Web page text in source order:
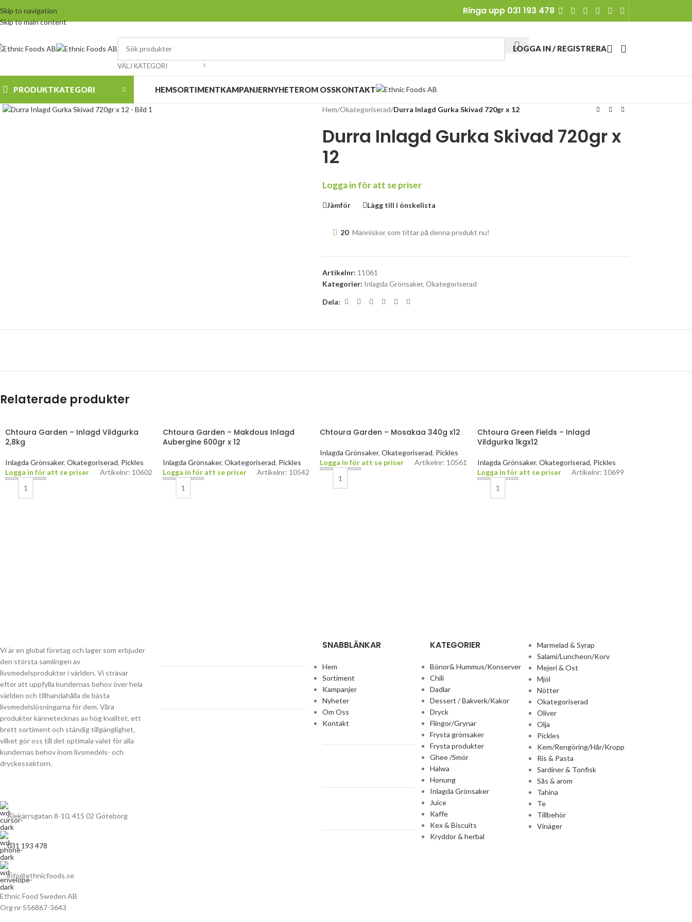
Skip to navigation
Skip to main content
Ringa upp 031 193 478
VÄLJ KATEGORI
LOGGA IN / REGISTRERA
PRODUKTKATEGORI HEMSORTIMENTKAMPANJERNYHETEROM OSSKONTAKT
Klicka för att förstora
Hem/Okategoriserad/Durra Inlagd Gurka Skivad 720gr x 12
Durra Inlagd Gurka Skivad 720gr x
12
Logga in för att se priser
Jämför Lägg till i önskelista
20 Människor som tittar på denna produkt nu!
Artikelnr: 11061
Kategorier: Inlagda Grönsaker, Okategoriserad
Dela:
Relaterade produkter
Chtoura Garden – Inlagd Vildgurka
2,8kg
Inlagda Grönsaker, Okategoriserad, Pickles
Logga in för att se priser
Artikelnr: 10602
Chtoura Garden – Makdous Inlagd
Aubergine 600gr x 12
Inlagda Grönsaker, Okategoriserad, Pickles
Logga in för att se priser
Artikelnr: 10542
Chtoura Garden – Mosakaa 340g x12
Inlagda Grönsaker, Okategoriserad, Pickles
Logga in för att se priser
Artikelnr: 10561
Chtoura Green Fields – Inlagd
Vildgurka 1kgx12
Inlagda Grönsaker, Okategoriserad, Pickles
Logga in för att se priser
Artikelnr: 10699
Vi är en global företag och lager som erbjuder
den största samlingen av
livsmedelsprodukter i världen. Vi strävar
efter att uppfylla kundernas behov över hela
världen och tillhandahålla de bästa
livsmedelslösningarna för dem. Våra
produkter kännetecknas av hög kvalitet, ett
brett sortiment och ständig tillgänglighet,
vilket gör oss till det optimala valet för alla
kundernas behov inom livsmedels- och
dryckessektorn.
Alekärrsgatan 8-10, 415 02 Göteborg
031 193 478
info@ethnicfoods.se
Ethnic Food Sweden AB
Org nr 556867-3643
SNABBLÄNKAR
Hem
Sortiment
Kampanjer
Nyheter
Om Oss
Kontakt
KATEGORIER
Bönor& Hummus/Konserver
Chili
Dadlar
Dessert / Bakverk/Kakor
Dryck
Flingor/Grynar
Frysta grönsaker
Frysta produkter
Ghee /Smör
Halwa
Honung
Inlagda Grönsaker
Juice
Kaffe
Kex & Biscuits
Kryddor & herbal
Marmelad & Syrap
Salami/Luncheon/Korv
Mejeri & Ost
Mjöl
Nötter
Okategoriserad
Oliver
Olja
Pickles
Kem/Rengöring/Hår/Kropp
Ris & Pasta
Sardiner & Tonfisk
Sås & arom
Tahina
Te
Tillbehör
Vinäger